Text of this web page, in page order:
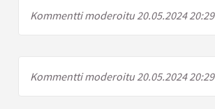
Kommentti moderoitu 20.05.2024 20:29
Kommentti moderoitu 20.05.2024 20:29